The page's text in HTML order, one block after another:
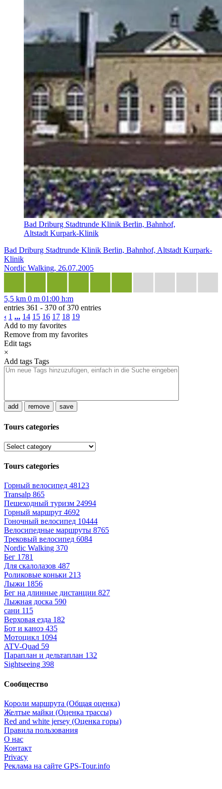
Bad Driburg Stadtrunde Klinik Berlin, Bahnhof,
Altstadt Kurpark-Klinik
Bad Driburg Stadtrunde Klinik Berlin, Bahnhof, Altstadt Kurpark-
Klinik
Nordic Walking, 26.07.2005
5,5 km 0 m 01:00 h:m
entries 361 - 370 of 370 entries
‹ 1 ... 14 15 16 17 18 19
Add to my favorites
Remove from my favorites
Edit tags
×
Add tags Tags
add remove save
Tours categories
Tours categories
Горный велосипед 48123
Transalp 865
Пешеходный туризм 24994
Горный маршрут 4692
Гоночный велосипед 10444
Велосипедные маршруты 8765
Трековый велосипед 6084
Nordic Walking 370
Бег 1781
Для скалолазов 487
Роликовые коньки 213
Лыжи 1856
Бег на длинные дистанции 827
Лыжная доска 590
сани 115
Верховая езда 182
Бот и каноэ 435
Мотоцикл 1094
ATV-Quad 59
Параплан и дельтаплан 132
Sightseeing 398
Сообщество
Короли маршрута (Общая оценка)
Желтые майки (Оценка трассы)
Red and white jersey (Оценка горы)
Правила пользования
О нас
Контакт
Privacy
Реклама на сайте GPS-Tour.info